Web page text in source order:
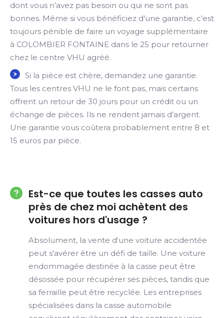
dont vous n’avez pas besoin ou qui ne sont pas
bonnes. Même si vous bénéficiez d’une garantie, c’est
toujours pénible de faire un voyage supplémentaire
à COLOMBIER FONTAINE dans le 25 pour retourner
chez le centre VHU agréé.
Si la pièce est chère, demandez une garantie.
Tous les centres VHU ne le font pas, mais certains
offrent un retour de 30 jours pour un crédit ou un
échange de pièces. Ils ne rendent jamais d’argent.
Une garantie vous coûtera probablement entre 8 et
15 euros par pièce.
Est-ce que toutes les casses auto
près de chez moi achètent des
voitures hors d'usage ?
Absolument, la vente d'une voiture accidentée
peut s'avérer être un défi de taille. Une voiture
endommagée destinée à la casse peut être
désossée pour récupérer ses pièces, tandis que
sa ferraille peut être recyclée. Les entreprises
spécialisées dans la casse automobile